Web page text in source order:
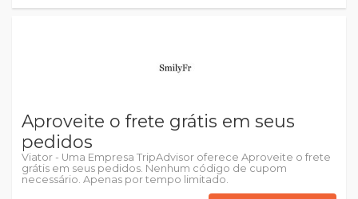
Aproveite o frete grátis em seus
pedidos
Viator - Uma Empresa TripAdvisor oferece Aproveite o frete
grátis em seus pedidos. Nenhum código de cupom
necessário. Apenas por tempo limitado.